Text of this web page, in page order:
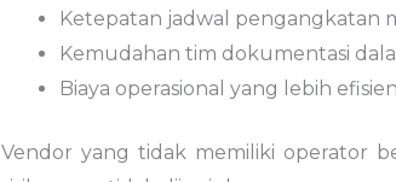
Ketepatan jadwal pengangkatan
Kemudahan tim dokumentasi
Biaya operasional yang lebih efisien
Vendor yang tidak memiliki operator